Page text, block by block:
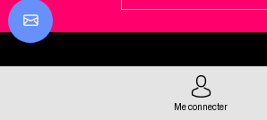
INFORMATIONS
Me connecter